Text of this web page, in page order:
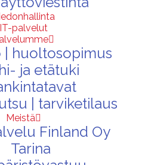
IT-palvelut
| huoltosopimus
ja etätuki
| tarviketilaus
Meistä
Finland Oy
Tarina